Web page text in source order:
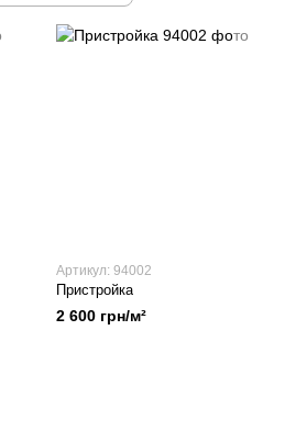
Артикул: 94002
Пристройка
2 600 грн/м²